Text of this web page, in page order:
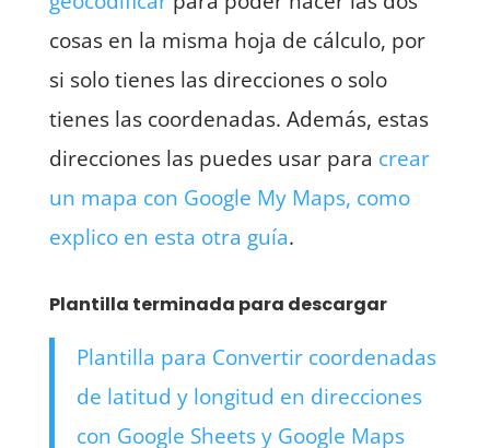
cosas en la misma hoja de cálculo, por
si solo tienes las direcciones o solo
tienes las coordenadas. Además, estas
direcciones las puedes usar para crear
un mapa con Google My Maps, como
explico en esta otra guía.
Plantilla terminada para descargar
Plantilla para Convertir coordenadas
de latitud y longitud en direcciones
con Google Sheets y Google Maps